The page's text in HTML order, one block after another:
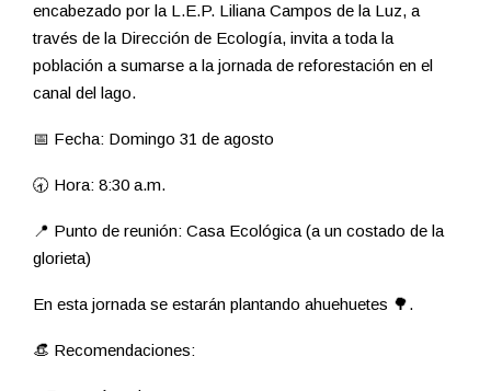
encabezado por la L.E.P. Liliana Campos de la Luz, a
través de la Dirección de Ecología, invita a toda la
población a sumarse a la jornada de reforestación en el
canal del lago.
📅 Fecha: Domingo 31 de agosto
🕣 Hora: 8:30 a.m.
📍 Punto de reunión: Casa Ecológica (a un costado de la
glorieta)
En esta jornada se estarán plantando ahuehuetes 🌳.
👒 Recomendaciones: